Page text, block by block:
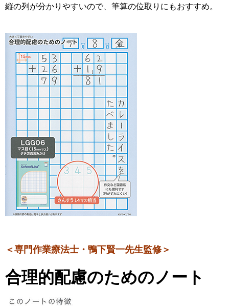
縦の列が分かりやすいので、筆算の位取りにもおすすめ。
＜専門作業療法士・ 鴨下賢一先生監修＞
合理的配慮のためのノート